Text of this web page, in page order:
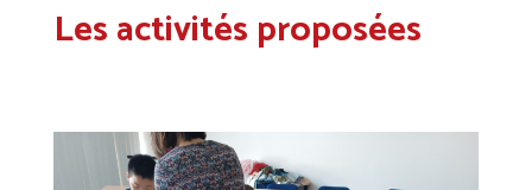
Les activités proposées